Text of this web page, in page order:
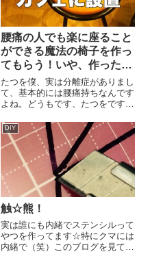
腰痛の人でも楽に座ること
ができる魔法の椅子を作っ
てもらう！いや、作ったん
だ。
たつを僕、実は分離症がありまし
て、基本的には腰痛持ちなんです
よね。どうもです、たつをです腰
活、、、座ってばっかりで大変じ
ゃないですか？ほどよく筋力が下
がらない運動と、休んだ時には腰
にいい状態でゆっくりしてくださ
い...
DIY
触☆熊！
実は誰にも内緒でステンシルって
やつを作ってます☆特にクマには
内緒で（笑）このブログを見てな